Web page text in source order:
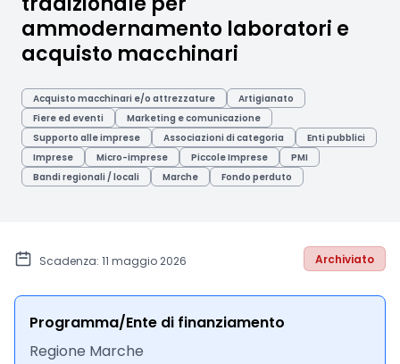
ammodernamento laboratori e
acquisto macchinari
Acquisto macchinari e/o attrezzature
Artigianato
Fiere ed eventi
Marketing e comunicazione
Supporto alle imprese
Associazioni di categoria
Enti pubblici
Imprese
Micro-imprese Piccole Imprese
PMI
Bandi regionali / locali
Marche Fondo perduto
Scadenza: 11 maggio 2026 Archiviato
Programma/Ente di finanziamento
Regione Marche